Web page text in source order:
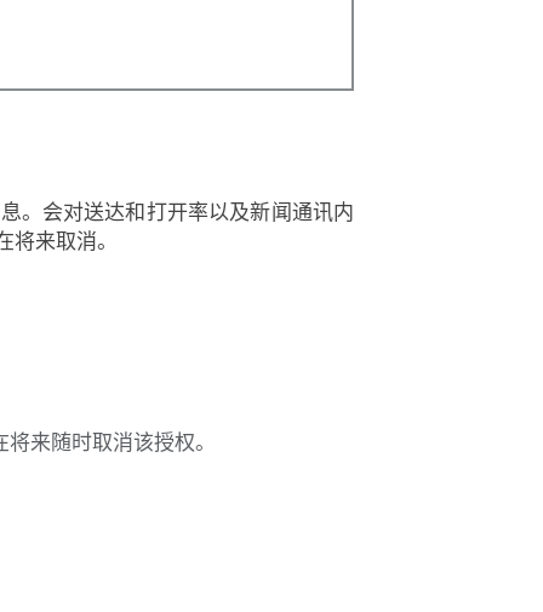
。会对送达和打开率以及新闻通讯内
将来取消。
来随时取消该授权。